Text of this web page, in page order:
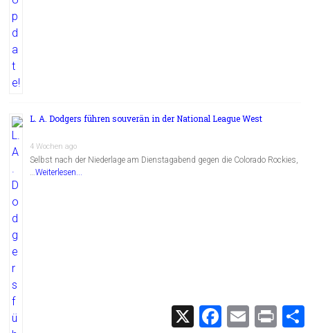
L. A. Dodgers führen souverän in der National League West
4 Wochen ago
Selbst nach der Niederlage am Dienstagabend gegen die Colorado Rockies,
…Weiterlesen...
X
F
E
m
P